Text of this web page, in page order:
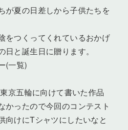
が夏の日差しから子供たちを
をつくってくれているおかげ
と誕生日に贈ります。
(一覧)
京五輪に向けて書いた作品
かったので今回のコンテスト
向けにTシャツにしたいなと